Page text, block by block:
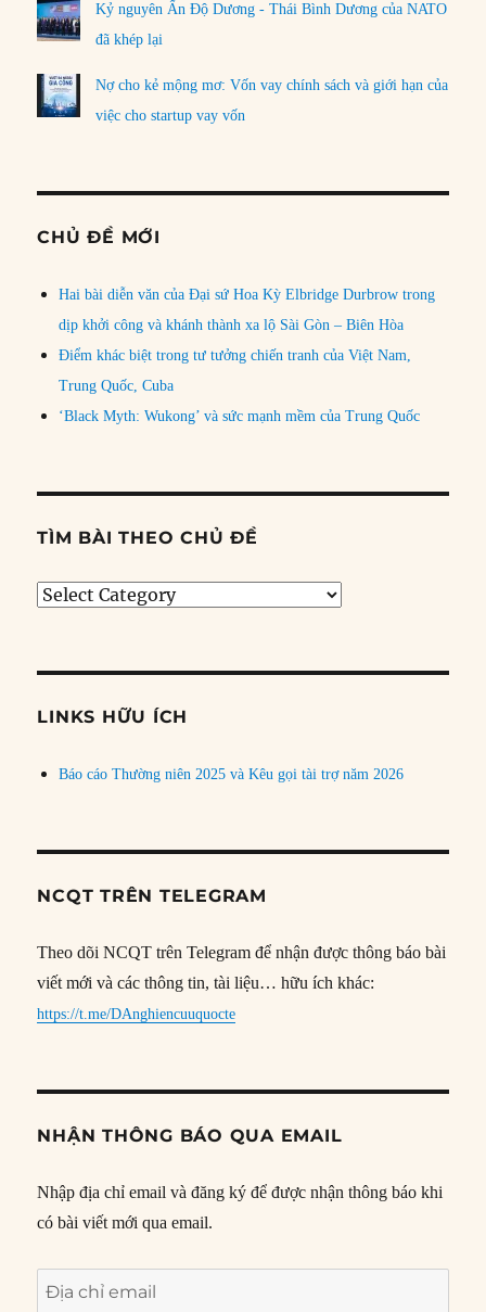
Kỷ nguyên Ấn Độ Dương - Thái Bình Dương của NATO
đã khép lại
Nợ cho kẻ mộng mơ: Vốn vay chính sách và giới hạn của
việc cho startup vay vốn
CHỦ ĐỀ MỚI
Hai bài diễn văn của Đại sứ Hoa Kỳ Elbridge Durbrow trong
dịp khởi công và khánh thành xa lộ Sài Gòn – Biên Hòa
Điểm khác biệt trong tư tưởng chiến tranh của Việt Nam,
Trung Quốc, Cuba
‘Black Myth: Wukong’ và sức mạnh mềm của Trung Quốc
TÌM BÀI THEO CHỦ ĐỀ
Tìm
đề
LINKS HỮU ÍCH
Báo cáo Thường niên 2025 và Kêu gọi tài trợ năm 2026
NCQT TRÊN TELEGRAM
Theo dõi NCQT trên Telegram để nhận được thông báo bài
viết mới và các thông tin, tài liệu… hữu ích khác:
https://t.me/DAnghiencuuquocte
NHẬN THÔNG BÁO QUA EMAIL
Nhập địa chỉ email và đăng ký để được nhận thông báo khi
có bài viết mới qua email.
Địa